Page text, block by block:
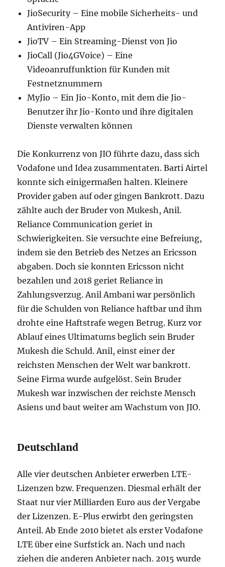
JioSecurity – Eine mobile Sicherheits- und
Antiviren-App
JioTV – Ein Streaming-Dienst von Jio
JioCall (Jio4GVoice) – Eine
Videoanruffunktion für Kunden mit
Festnetznummern
MyJio – Ein Jio-Konto, mit dem die Jio-
Benutzer ihr Jio-Konto und ihre digitalen
Dienste verwalten können
Die Konkurrenz von JIO führte dazu, dass sich
Vodafone und Idea zusammentaten. Barti Airtel
konnte sich einigermaßen halten. Kleinere
Provider gaben auf oder gingen Bankrott. Dazu
zählte auch der Bruder von Mukesh, Anil.
Reliance Communication geriet in
Schwierigkeiten. Sie versuchte eine Befreiung,
indem sie den Betrieb des Netzes an Ericsson
abgaben. Doch sie konnten Ericsson nicht
bezahlen und 2018 geriet Reliance in
Zahlungsverzug. Anil Ambani war persönlich
für die Schulden von Reliance haftbar und ihm
drohte eine Haftstrafe wegen Betrug. Kurz vor
Ablauf eines Ultimatums beglich sein Bruder
Mukesh die Schuld. Anil, einst einer der
reichsten Menschen der Welt war bankrott.
Seine Firma wurde aufgelöst. Sein Bruder
Mukesh war inzwischen der reichste Mensch
Asiens und baut weiter am Wachstum von JIO.
Deutschland
Alle vier deutschen Anbieter erwerben LTE-
Lizenzen bzw. Frequenzen. Diesmal erhält der
Staat nur vier Milliarden Euro aus der Vergabe
der Lizenzen. E-Plus erwirbt den geringsten
Anteil. Ab Ende 2010 bietet als erster Vodafone
LTE über eine Surfstick an. Nach und nach
ziehen die anderen Anbieter nach. 2015 wurde